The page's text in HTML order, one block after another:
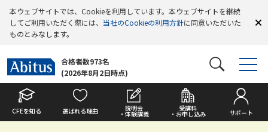
本ウェブサイトでは、Cookieを利用しています。本ウェブサイトを継続
してご利用いただく際には、 当社のCookieの利用方針に同意いただいた
ものとみなします。
合格者数973名
(2026年8月2日時点)
CFEを知る 選ばれる理由 説明会
・体験講義
受講料
・お申し込み サポート